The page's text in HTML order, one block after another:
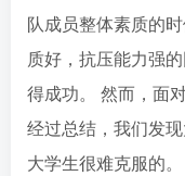
队成员整体素质的
质好，抗压能力强
得成功。 然而，面
经过总结，我们发
大学生很难克服的。